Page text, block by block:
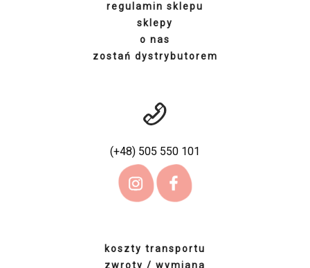
regulamin sklepu
sklepy
o nas
zostań dystrybutorem
(+48) 505 550 101
koszty transportu
zwroty / wymiana